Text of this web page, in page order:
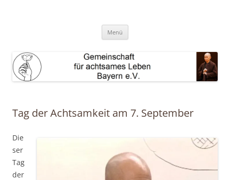
Menü
Tag der Achtsamkeit am 7. September
Die
ser
Tag
der